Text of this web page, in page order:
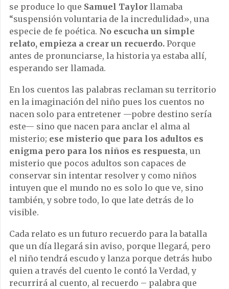
se produce lo que Samuel Taylor llamaba
“suspensión voluntaria de la incredulidad», una
especie de fe poética. No escucha un simple
relato, empieza a crear un recuerdo. Porque
antes de pronunciarse, la historia ya estaba allí,
esperando ser llamada.
En los cuentos las palabras reclaman su territorio
en la imaginación del niño pues los cuentos no
nacen solo para entretener —pobre destino sería
este— sino que nacen para anclar el alma al
misterio; ese misterio que para los adultos es
enigma pero para los niños es respuesta, un
misterio que pocos adultos son capaces de
conservar sin intentar resolver y como niños
intuyen que el mundo no es solo lo que ve, sino
también, y sobre todo, lo que late detrás de lo
visible.
Cada relato es un futuro recuerdo para la batalla
que un día llegará sin aviso, porque llegará, pero
el niño tendrá escudo y lanza porque detrás hubo
quien a través del cuento le contó la Verdad, y
recurrirá al cuento, al recuerdo – palabra que